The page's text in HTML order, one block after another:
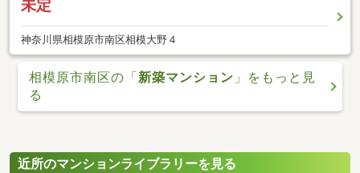
未定
神奈川県相模原市南区相模大野４
相模原市南区の「新築マンション 」をもっと見
る
近所のマンションライブラリーを見る